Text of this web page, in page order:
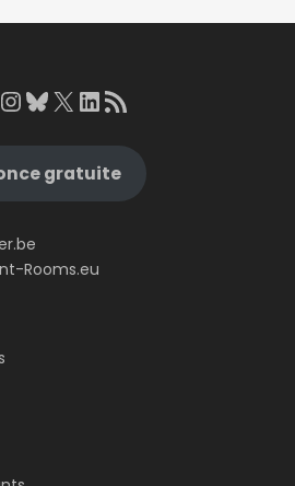
Instagram
Bluesky
X LinkedIn
RSS Feed
gratuite
Rooms.eu